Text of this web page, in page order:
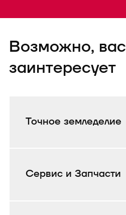
отправленаTEST
Возможно, вас
заинтересует
Точное земледелие
Сервис и Запчасти